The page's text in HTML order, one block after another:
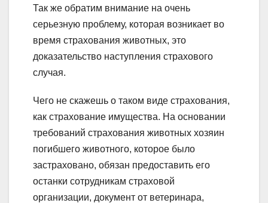
Так же обратим внимание на очень
серьезную проблему, которая возникает во
время страхования животных, это
доказательство наступления страхового
случая.
Чего не скажешь о таком виде страхования,
как страхование имущества. На основании
требований страхования животных хозяин
погибшего животного, которое было
застраховано, обязан предоставить его
останки сотрудникам страховой
организации, документ от ветеринара,